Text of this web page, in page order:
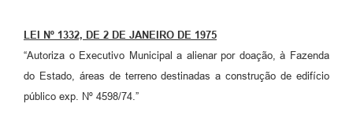
Audiências Públicas
Arquivos para Download
LEI Nº 1332, DE 2 DE JANEIRO DE 1975
“Autoriza o Executivo Municipal a alienar por doação, à Fazenda
do Estado, áreas de terreno destinadas a construção de edifício
público exp. Nº 4598/74.”